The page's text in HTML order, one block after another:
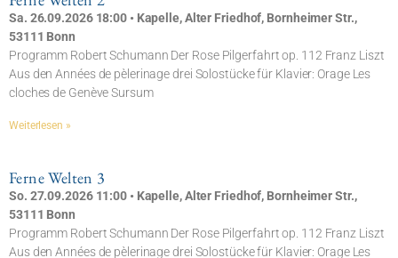
Sa. 26.09.2026 18:00 • Kapelle, Alter Friedhof, Bornheimer Str.,
53111 Bonn
Programm Robert Schumann Der Rose Pilgerfahrt op. 112 Franz Liszt
Aus den Années de pèlerinage drei Solostücke für Klavier: Orage Les
cloches de Genève Sursum
Weiterlesen »
Ferne Welten 3
So. 27.09.2026 11:00 • Kapelle, Alter Friedhof, Bornheimer Str.,
53111 Bonn
Programm Robert Schumann Der Rose Pilgerfahrt op. 112 Franz Liszt
Aus den Années de pèlerinage drei Solostücke für Klavier: Orage Les